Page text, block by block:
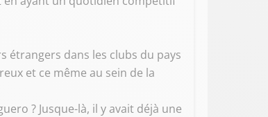
étrangers dans les clubs du pays
et ce même au sein de la
? Jusque-là, il y avait déjà une